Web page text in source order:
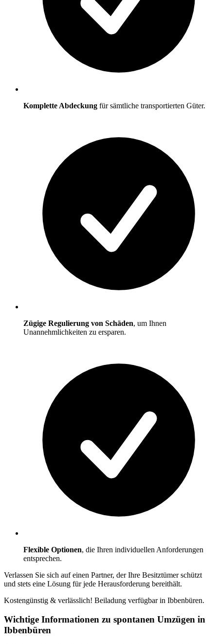
Komplette Abdeckung für sämtliche transportierten Güter.
Zügige Regulierung von Schäden, um Ihnen
Unannehmlichkeiten zu ersparen.
Flexible Optionen, die Ihren individuellen Anforderungen
entsprechen.
Verlassen Sie sich auf einen Partner, der Ihre Besitztümer schützt
und stets eine Lösung für jede Herausforderung bereithält.
Kostengünstig & verlässlich! Beiladung verfügbar in Ibbenbüren.
Wichtige Informationen zu spontanen Umzügen in
Ibbenbüren